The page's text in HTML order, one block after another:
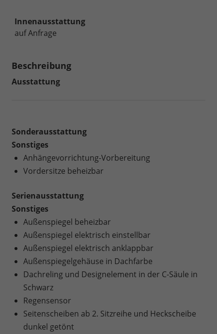
Innenausstattung
auf Anfrage
Beschreibung
Ausstattung
Sonderausstattung
Sonstiges
Anhängevorrichtung-Vorbereitung
Vordersitze beheizbar
Serienausstattung
Sonstiges
Außenspiegel beheizbar
Außenspiegel elektrisch einstellbar
Außenspiegel elektrisch anklappbar
Außenspiegelgehäuse in Dachfarbe
Dachreling und Designelement in der C-Säule in
Schwarz
Regensensor
Seitenscheiben ab 2. Sitzreihe und Heckscheibe
dunkel getönt